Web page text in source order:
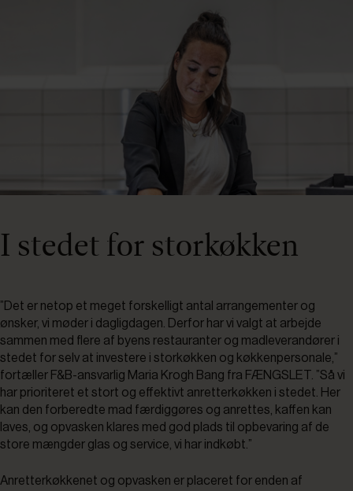
I stedet for storkøkken
”Det er netop et meget forskelligt antal arrangementer og
ønsker, vi møder i dagligdagen. Derfor har vi valgt at arbejde
sammen med flere af byens restauranter og madleverandører i
stedet for selv at investere i storkøkken og køkkenpersonale,”
fortæller F&B-ansvarlig Maria Krogh Bang fra FÆNGSLET. ”Så vi
har prioriteret et stort og effektivt anretterkøkken i stedet. Her
kan den forberedte mad færdiggøres og anrettes, kaffen kan
laves, og opvasken klares med god plads til opbevaring af de
store mængder glas og service, vi har indkøbt.”
Anretterkøkkenet og opvasken er placeret for enden af